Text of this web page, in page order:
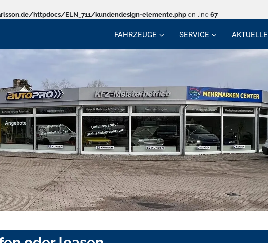
httpdocs/ELN_711/kundendesign-elemente.phpon line 67
FAHRZEUGE SERVICE